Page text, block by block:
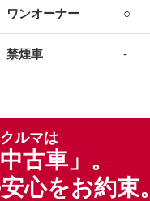
ワンオーナー ○
禁煙車 -
ルマは
古車」。
心をお約束。